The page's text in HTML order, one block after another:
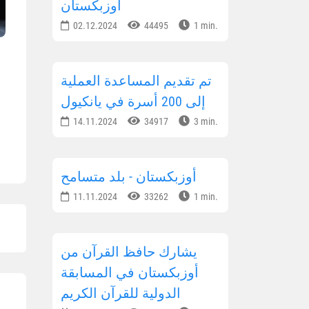
أوزبكستان
02.12.2024 44495 1 min.
تم تقديم المساعدة العملية
إلى 200 أسرة في يانكيول
14.11.2024 34917 3 min.
أوزبكستان - بلد متسامح
11.11.2024 33262 1 min.
يشارك حافظ القرآن من
أوزبكستان في المسابقة
الدولية للقرآن الكريم